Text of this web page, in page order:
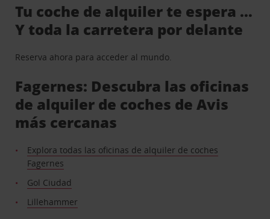
Tu coche de alquiler te espera …
Y toda la carretera por delante
Reserva ahora para acceder al mundo.
Fagernes: Descubra las oficinas
de alquiler de coches de Avis
más cercanas
Explora todas las oficinas de alquiler de coches
Fagernes
Gol Ciudad
Lillehammer